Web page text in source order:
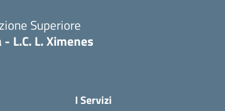
Superiore
L.C. L. Ximenes
I Servizi